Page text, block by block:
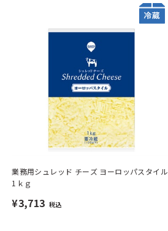
業務用シュレッド チーズ ヨーロッパスタイル
1ｋｇ
¥3,713 税込